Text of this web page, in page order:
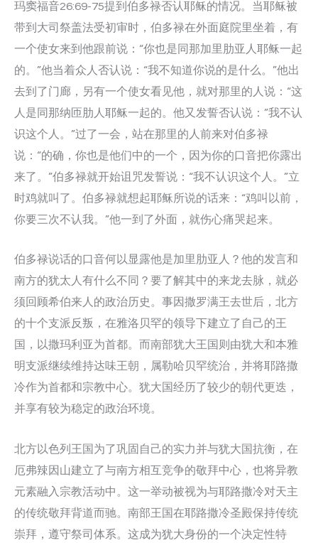
玛窦福音26:69-75提到伯多禄否认耶稣的情况。当耶稣被
带到大司祭盖法受初审时，伯多禄在外面庭院里坐着，有
一个使女来到他跟前说：“你也是同那加里肋亚人耶稣一起
的。”他当着众人否认说：“我不知道你说的是什么。”他出
去到了门廊，另有一个使女看见他，就对那里的人说：“这
人是同那纳匝肋人耶稣一起的。他又发誓否认说：”我不认
识这个人。”过了一会，站在那里的人前来对伯多禄
说：“的确，你也是他们中的一个，因为你的口音把你露出
来了。”伯多禄就开始诅咒发誓说：“我不认识这个人。”立
时鸡就叫了。伯多禄就想起耶稣所说的话来：“鸡叫以前，
你要三次不认我。”他一到了外面，就伤心痛哭起来。
伯多禄说话的口音何以显露他是加里肋亚人？他的发言和
南方的犹太人有什么不同？要了解其中的来龙去脉，就必
须回顾希伯来人的政治历史。事因撒罗满王去世后，北方
的十个支派反叛，在雅洛贝罕的领导下建立了自己的王
国，以撒玛利亚为首都。而南部犹大王国则由犹大和本雅
明支派继续维持达味王朝，属勒哈贝罕统治，并将耶路撒
冷作为首都和宗教中心。犹大国经历了较少的朝代更迭，
并享有较为稳定的政治环境。
北方以色列王国为了巩固自己的实力并与犹大国抗衡，在
厄弗辣因山建立了与南方相互竞争的敬拜中心，也将异教
元素融入宗教活动中。这一举动被视为与耶路撒冷对天主
的传统敬拜背道而驰。南部王国在耶路撒冷圣殿保持传统
崇拜，遵守祭司体系。这成为犹大身份的一个决定性特